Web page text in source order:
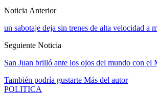
Noticia Anterior
un sabotaje deja sin trenes de alta velocidad a
Seguiente Noticia
San Juan brilló ante los ojos del mundo con el
También podría gustarte Más del autor
POLITICA